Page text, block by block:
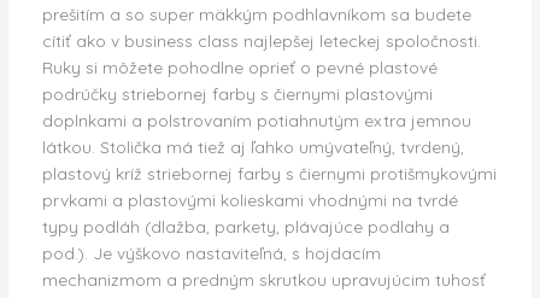
prešitím a so super mäkkým podhlavníkom sa budete
cítiť ako v business class najlepšej leteckej spoločnosti.
Ruky si môžete pohodlne oprieť o pevné plastové
podrúčky striebornej farby s čiernymi plastovými
doplnkami a polstrovaním potiahnutým extra jemnou
látkou. Stolička má tiež aj ľahko umývateľný, tvrdený,
plastový kríž striebornej farby s čiernymi protišmykovými
prvkami a plastovými kolieskami vhodnými na tvrdé
typy podláh (dlažba, parkety, plávajúce podlahy a
pod.). Je výškovo nastaviteľná, s hojdacím
mechanizmom a predným skrutkou upravujúcim tuhosť